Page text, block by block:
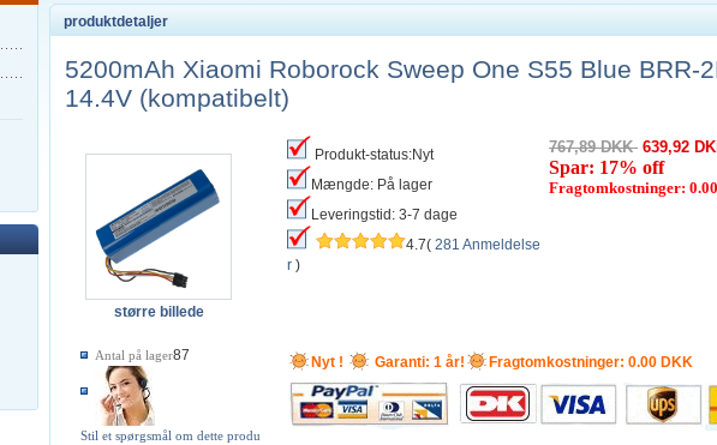
produktdetaljer
5200mAh Xiaomi Roborock Sweep One S55 Blue BRR-
14.4V (kompatibelt)
større billede
Antal på lager87
Stil et spørgsmål om dette produ
Produkt-status:Nyt
Mængde: På lager
Leveringstid: 3-7 dage
4.7( 281 Anmeldelse
r )
767,89 DKK 639,92
Spar: 17% off
Fragtomkostninger:
Nyt ! Garanti: 1 år! Fragtomkostninger: 0.00 DKK